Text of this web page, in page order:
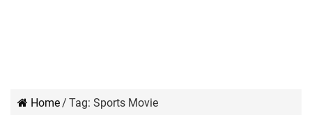
Home/ Tag: Sports Movie